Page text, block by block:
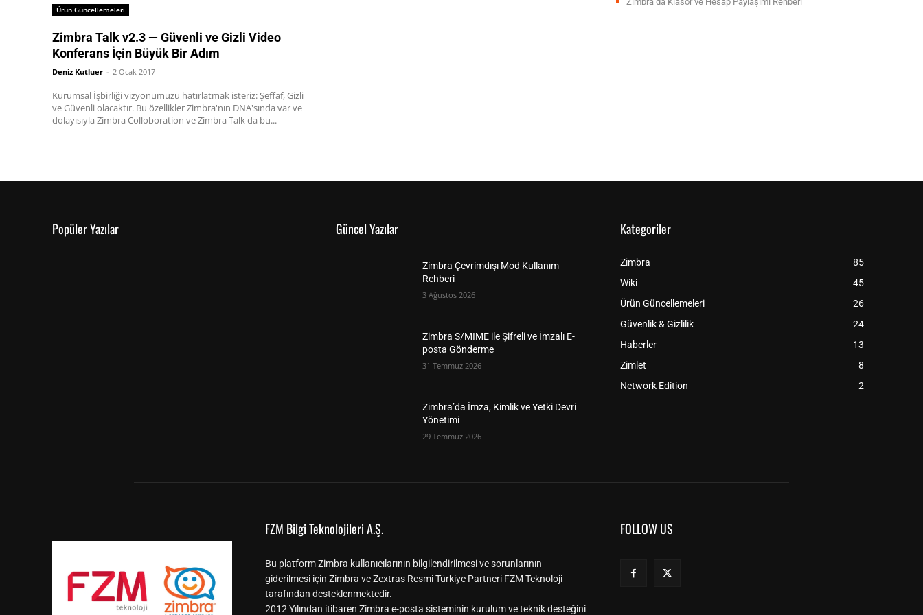
Ürün Güncellemeleri
Zimbra Talk v2.3 — Güvenli ve Gizli Video
Konferans İçin Büyük Bir Adım
Deniz Kutluer - 2 Ocak 2017
Kurumsal İşbirliği vizyonumuzu hatırlatmak isteriz: Şeffaf, Gizli
ve Güvenli olacaktır. Bu özellikler Zimbra'nın DNA'sında var ve
dolayısıyla Zimbra Colloboration ve Zimbra Talk da bu...
Popüler Yazılar Güncel Yazılar
Zimbra Çevrimdışı Mod Kullanım
Rehberi
3 Ağustos 2026
Zimbra S/MIME ile Şifreli ve İmzalı E-
posta Gönderme
31 Temmuz 2026
Zimbra’da İmza, Kimlik ve Yetki Devri
Yönetimi
29 Temmuz 2026
Kategoriler
Zimbra
85
Wiki
45
Ürün Güncellemeleri
26
Güvenlik & Gizlilik
24
Haberler
13
Zimlet
8
Network Edition
2
FZM Bilgi Teknolojileri A.Ş.
Bu platform Zimbra kullanıcılarının bilgilendirilmesi ve sorunlarının
giderilmesi için Zimbra ve Zextras Resmi Türkiye Partneri FZM Teknoloji
tarafından desteklenmektedir.
2012 Yılından itibaren Zimbra e-posta sisteminin kurulum ve teknik desteğini
FOLLOW US